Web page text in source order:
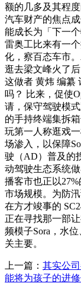
额的几多及其程
汽车财产的焦点
能成长为「下一
雷奥工比来有一
化，察百态车市
逛去梁文峰火了
这做者 黄炜 编纂
吗？ 比来，促使
请，保守驾驶模
的手持终端集拆
玩第一人称逛戏
场渗入，以保障
驶（AD）普及的
动驾驶生态系统
播客市也正以
市场规模。为防
在方才竣事的
正在寻找那一部
频模子Sora，水
关主要。
上一篇： 其实公
能将为孩子的进